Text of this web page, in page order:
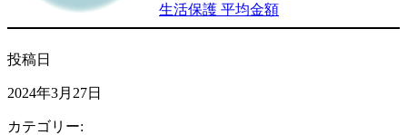
生活保護 平均金額
投稿日
2024年3月27日
カテゴリー: